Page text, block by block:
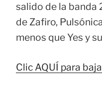
salido de la banda
de Zafiro,
menos que Yes y
Clic AQUÍ para